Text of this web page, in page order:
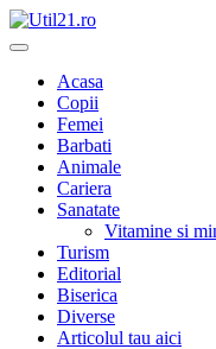
Skip
to
Acasa
Copii
Femei
Barbati
Animale
Cariera
Sanatate
Vitamine si
Turism
Editorial
Biserica
Diverse
Articolul tau aici